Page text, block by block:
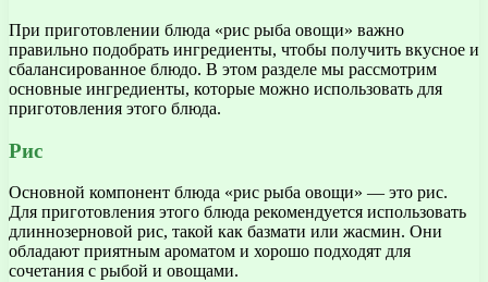
При приготовлении блюда «рис рыба овощи» важно
правильно подобрать ингредиенты, чтобы получить вкусное и
сбалансированное блюдо. В этом разделе мы рассмотрим
основные ингредиенты, которые можно использовать для
приготовления этого блюда.
Рис
Основной компонент блюда «рис рыба овощи» — это рис.
Для приготовления этого блюда рекомендуется использовать
длиннозерновой рис, такой как базмати или жасмин. Они
обладают приятным ароматом и хорошо подходят для
сочетания с рыбой и овощами.